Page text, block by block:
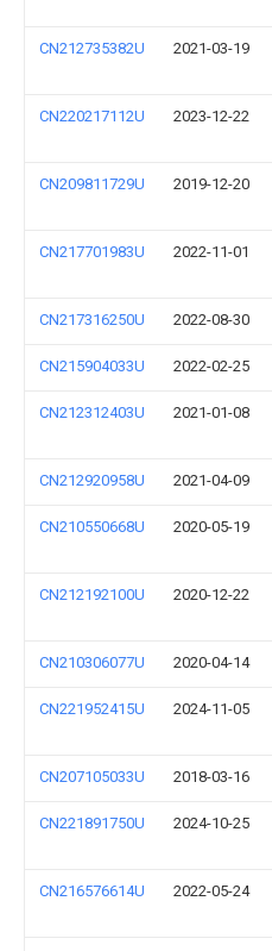
CN212735382U 2021-03-19
CN220217112U 2023-12-22
CN209811729U 2019-12-20
CN217701983U 2022-11-01
CN217316250U 2022-08-30
CN215904033U 2022-02-25
CN212312403U 2021-01-08
CN212920958U 2021-04-09
CN210550668U 2020-05-19
CN212192100U 2020-12-22
CN210306077U 2020-04-14
CN221952415U 2024-11-05
CN207105033U 2018-03-16
CN221891750U 2024-10-25
CN216576614U 2022-05-24